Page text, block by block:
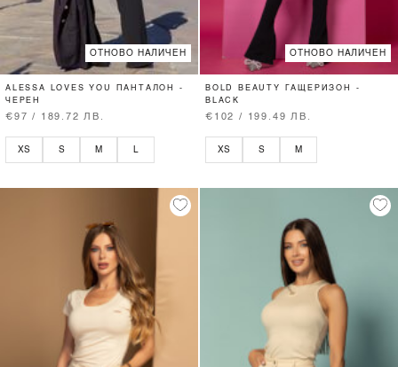
ОТНОВО НАЛИЧЕН
ALESSA LOVES YOU ПАНТАЛОН -
ЧЕРЕН
€97 / 189.72 ЛВ.
XS S M
ОТНОВО НАЛИЧЕН
BOLD BEAUTY ГАЩЕРИЗОН -
BLACK
€102 / 199.49 ЛВ.
XS S M